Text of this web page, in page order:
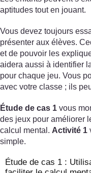
aptitudes tout en jouant.
Vous devez toujours
présenter aux élèves.
et de pouvoir les
aidera aussi à identifier
pour chaque jeu. Vous
avec votre classe ; ils
Étude de cas 1 vous
des jeux pour améliorer
calcul mental. Activité 1
simple.
Étude de cas 1 :